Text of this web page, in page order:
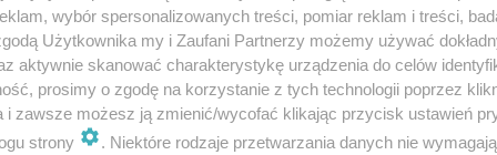
wybór spersonalizowanych treści, pomiar reklam i treści,
Użytkownika my i Zaufani Partnerzy możemy używać
aktywnie skanować charakterystykę urządzenia do celów
prosimy o zgodę na korzystanie z tych technologii poprzez
i zawsze możesz ją zmienić/wycofać klikając przycisk ustawień
strony
. Niektóre rodzaje przetwarzania danych nie